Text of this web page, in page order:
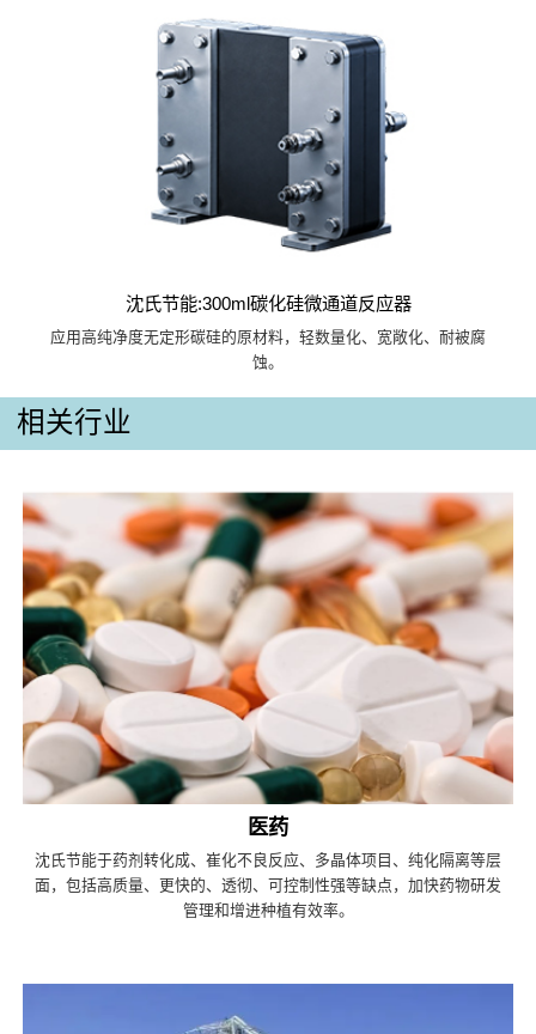
沈氏节能:300ml碳化硅微通道反应器
应用高纯净度无定形碳硅的原材料，轻数量化、宽敞化、耐被腐
蚀。
相关行业
医药
沈氏节能于药剂转化成、崔化不良反应、多晶体项目、纯化隔离等层
面，包括高质量、更快的、透彻、可控制性强等缺点，加快药物研发
管理和增进种植有效率。